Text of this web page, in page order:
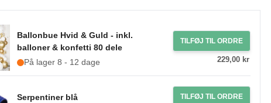
Ballonbue Hvid & Guld - inkl.
balloner & konfetti 80 dele
På lager 8 - 12 dage
TILFØJ TIL ORDRE
229,00 kr
Serpentiner blå
TILFØJ TIL ORDRE